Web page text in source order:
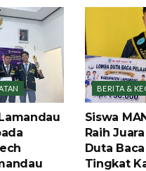
BERITA &
Siswa
Raih
Duta
Tingkat